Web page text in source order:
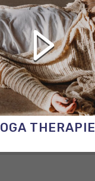
THERAPIE